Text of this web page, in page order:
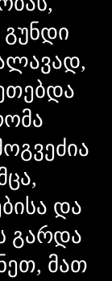
და
გარდა
მათ